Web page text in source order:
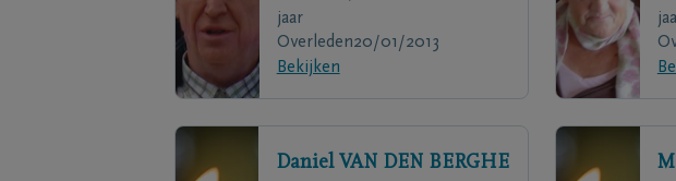
jaar
Overleden20/01/2013
Bekijken
Daniel VAN DEN BERGHE